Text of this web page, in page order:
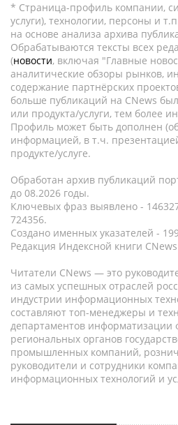
* Страница-профиль компании,
услуги), технологии, персоны и
на основе анализа архива
Обрабатываются тексты всех
(новости, включая "Главные
аналитические обзоры рынков,
содержание партнёрских
больше публикаций на CNews
или продукта/услуги, тем более
Профиль может быть дополнен
информацией, в т.ч.
продукте/услуге.
Обработан архив публикаций
до 08.2026 годы.
Ключевых фраз выявлено -
724356.
Создано именных указателей -
Редакция Индексной книги
Читатели CNews — это
из самых успешных отраслей
индустрии информационных
составляют топ-менеджеры и
департаментов информатизации
региональных органов
промышленных компаний,
руководители и сотрудники
информационных технологий и